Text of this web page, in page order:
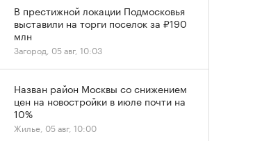
В престижной локации Подмосковья
выставили на торги поселок за ₽190
млн
Загород, 05 авг, 10:03
Назван район Москвы со снижением
цен на новостройки в июле почти на
10%
Жилье, 05 авг, 10:00